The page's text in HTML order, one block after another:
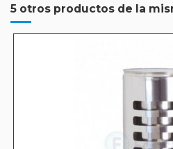
5 otros productos de la